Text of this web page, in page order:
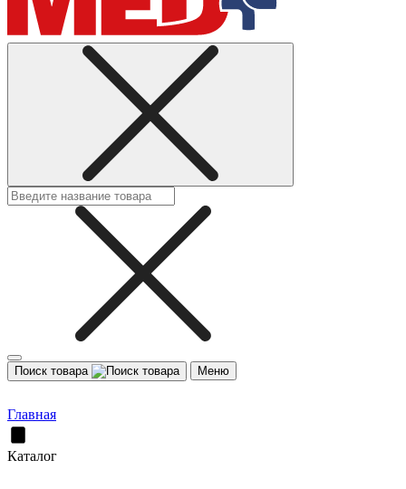
Поиск товара Меню
Главная
Каталог